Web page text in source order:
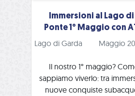
Immersioni al Lago
Ponte 1° Maggio con
Lago di Garda Maggio
Il nostro 1° maggio?
sappiamo viverlo: tra
nuove conquiste